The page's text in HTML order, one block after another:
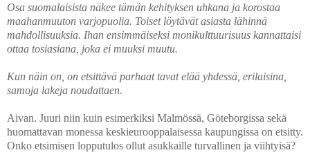
Osa suomalaisista näkee tämän kehityksen uhkana ja korostaa
maahanmuuton varjopuolia. Toiset löytävät asiasta lähinnä
mahdollisuuksia. Ihan ensimmäiseksi monikulttuurisuus kannattaisi
ottaa tosiasiana, joka ei muuksi muutu.
Kun näin on, on etsittävä parhaat tavat elää yhdessä, erilaisina,
samoja lakeja noudattaen.
Aivan. Juuri niin kuin esimerkiksi Malmössä, Göteborgissa sekä
huomattavan monessa keskieurooppalaisessa kaupungissa on etsitty.
Onko etsimisen lopputulos ollut asukkaille turvallinen ja viihtyisä?